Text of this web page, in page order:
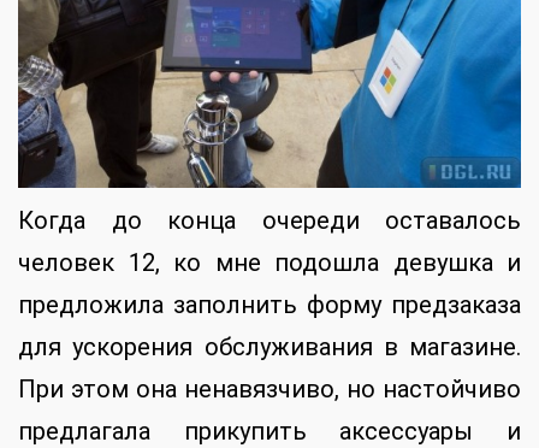
Когда до конца очереди оставалось
человек 12, ко мне подошла девушка и
предложила заполнить форму предзаказа
для ускорения обслуживания в магазине.
При этом она ненавязчиво, но настойчиво
предлагала прикупить аксессуары и